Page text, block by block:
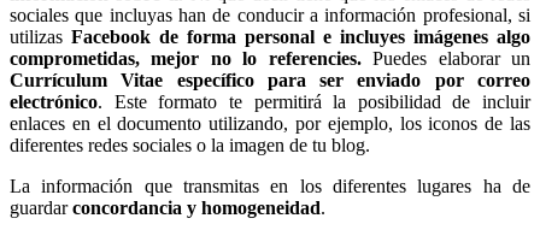
sociales que incluyas han de conducir a información profesional, si
utilizas Facebook de forma personal e incluyes imágenes algo
comprometidas, mejor no lo referencies.Puedes elaborar un
Currículum Vitae específico para ser enviado por correo
electrónico. Este formato te permitirá la posibilidad de incluir
enlaces en el documento utilizando, por ejemplo, los iconos de las
diferentes redes sociales o la imagen de tu blog.
La información que transmitas en los diferentes lugares ha de
guardarconcordancia y homogeneidad.